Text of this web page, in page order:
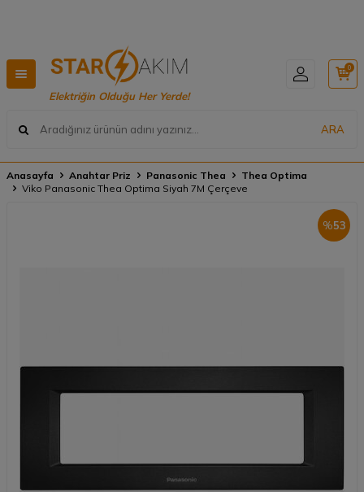
Elektriğin Olduğu Her Yerde!
ARA
0
Anasayfa Anahtar Priz Panasonic Thea
Thea Optima
Viko Panasonic Thea Optima Siyah 7M Çerçeve
%53